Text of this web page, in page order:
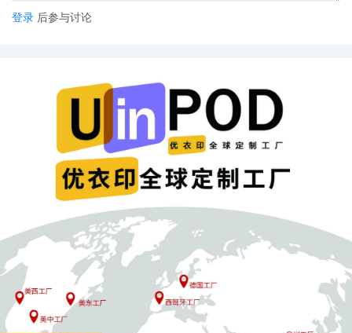
登录 后参与讨论